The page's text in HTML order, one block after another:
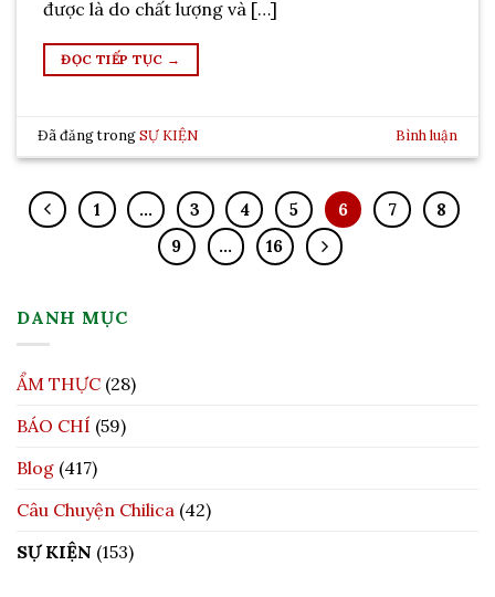
được là do chất lượng và […]
ĐỌC TIẾP TỤC →
Đã đăng trongSỰ KIỆN Bình luận
1 … 3 4 5 6 7
8
9
… 16
DANH MỤC
ẨM THỰC (28)
BÁO CHÍ (59)
Blog (417)
Câu Chuyện Chilica (42)
SỰ KIỆN (153)